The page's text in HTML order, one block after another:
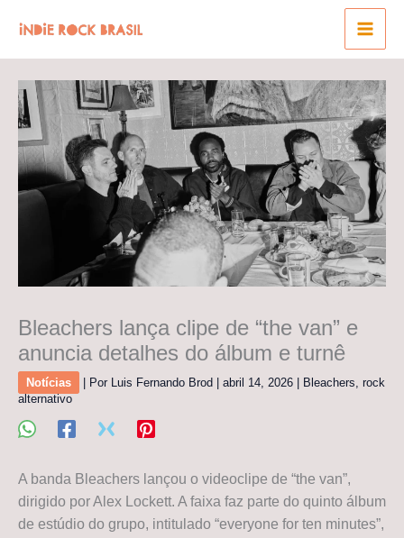
para
o
conteúdo
Bleachers lança clipe de “the van” e
anuncia detalhes do álbum e turnê
Notícias | Por Luis Fernando Brod abril 14, 2026 Bleachers, rock
alternativo
A banda Bleachers lançou o videoclipe de “the van”,
dirigido por Alex Lockett. A faixa faz parte do quinto álbum
de estúdio do grupo, intitulado “everyone for ten minutes”,